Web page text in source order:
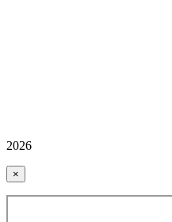
2026
×